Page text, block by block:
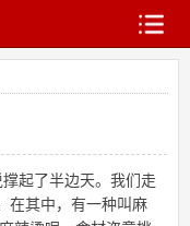
起了半边天。我们走
在其中，有一种叫麻